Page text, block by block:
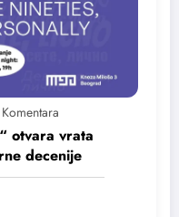
otvara vrata
decenije